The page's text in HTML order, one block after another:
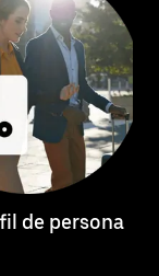
de persona